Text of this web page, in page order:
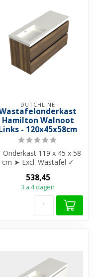
DUTCHLINE
Hamilton Walnoot
- 120x45x58cm
Onderkast 119 x 45 x 58
cm ➤ Excl. Wastafel ✓
Twee d...
538,45
3 a 4 dagen